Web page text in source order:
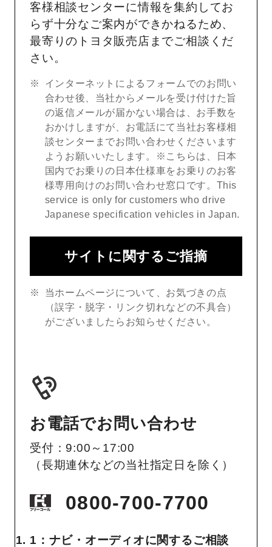
客様相談センターに情報を集約してお
らず十分なご案内ができかねるため、
最寄りのトヨタ販売店までご相談くだ
さい。
インターネットによるフォームでのお問い
合わせ後、当社からメールを受け付けた旨
の返信メールが届かない場合は、お手数を
おかけしますが、お電話にて当社お客様相
談センターまでお問い合わせくださいます
ようお願いいたします。※こちらは、日本
国内でお乗りの日本仕様車をお乗りのお客
様専用向けのお問い合わせ窓口です。This
service is only for customers who drive
Japanese specification vehicles in Japan.
サイトに関するご指摘
当ホームページについて、お気づきの点
（誤字・脱字・リンク切れなどの不具合）
がございましたらお知らせください。
お電話でお問い合わせ
受付：9:00～17:00
（長期連休などの当社指定日を除く）
0800-700-7700
1：ナビ・オーディオに関するご相談